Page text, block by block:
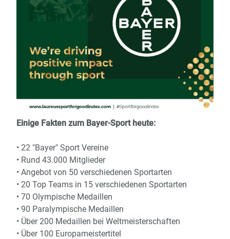
Einige Fakten zum Bayer-Sport heute:
• 22 "Bayer" Sport Vereine
• Rund 43.000 Mitglieder
• Angebot von 50 verschiedenen Sportarten
• 20 Top Teams in 15 verschiedenen Sportarten
• 70 Olympische Medaillen
• 90 Paralympische Medaillen
• Über 200 Medaillen bei Weltmeisterschaften
• Über 100 Europameistertitel